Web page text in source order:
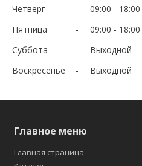
Четверг
09:00
18:00
Пятница
09:00
18:00
Суббота
Выходной
Воскресенье
Выходной
Главное меню
Главная страница